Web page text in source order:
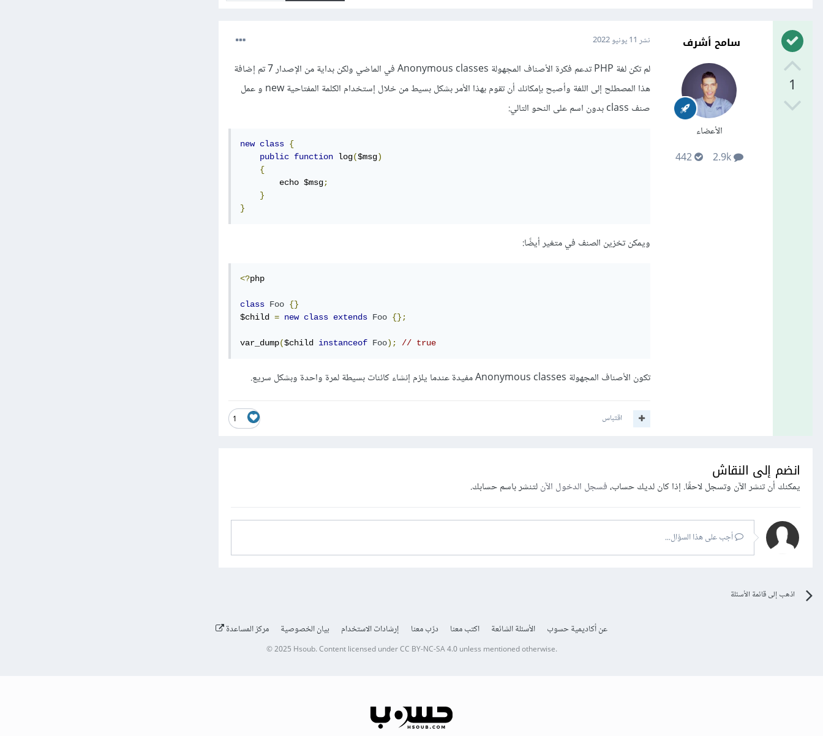
1
سامح أشرف
الأعضاء
2.9k
442
نشر 11 يونيو 2022
لم تكن لغة PHP تدعم فكرة الأصناف المجهولة Anonymous classes في الماضي ولكن بداية من الإصدار 7 تم إضافة
هذا المصطلح إلى اللغة وأصبح بإمكانك أن تقوم بهذا الأمر بشكل بسيط من خلال إستخدام الكلمة المفتاحية new و عمل
صنف class بدون اسم على النحو التالي:
new class {
public function log($msg)
{
        echo $msg
;
}
}
ويمكن تخزين الصنف في متغير أيضًا:
<?php
class Foo {}
$child = new class extends Foo {};
var_dump($child instanceof Foo); // true
تكون الأصناف المجهولة Anonymous classes مفيدة عندما يلزم إنشاء كائنات بسيطة لمرة واحدة وبشكل سريع.
1 اقتباس
انضم إلى النقاش
يمكنك أن تنشر الآن وتسجل لاحقًا. إذا كان لديك حساب،فسجل الدخول الآنلتنشر باسم حسابك.
أجب على هذا السؤال...
اذهب إلى قائمة الأسئلة
عن أكاديمية حسوب الأسئلة الشائعة اكتب معنا درّب معنا إرشادات الاستخدام بيان الخصوصية مركز المساعدة
© 2025 Hsoub.Content licensed underCC BY-NC-SA 4.0unless mentioned otherwise.